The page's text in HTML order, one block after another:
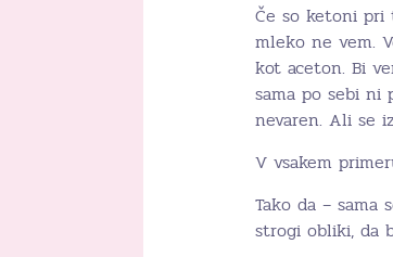
Če so ketoni
mleko ne vem.
kot aceton. Bi
sama po sebi ni
nevaren. Ali se
V vsakem
Tako da –
strogi obliki, da